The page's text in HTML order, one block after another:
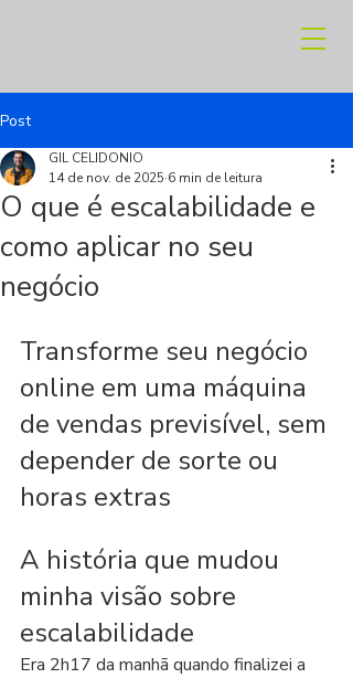
Post
O que é escalabilidade e
como aplicar no seu
negócio
GIL CELIDONIO
14 de nov. de 2025 6 min de leitura
Transforme seu negócio
online em uma máquina
de vendas previsível, sem
depender de sorte ou
horas extras
A história que mudou
minha visão sobre
escalabilidade
Era 2h17 da manhã quando finalizei a